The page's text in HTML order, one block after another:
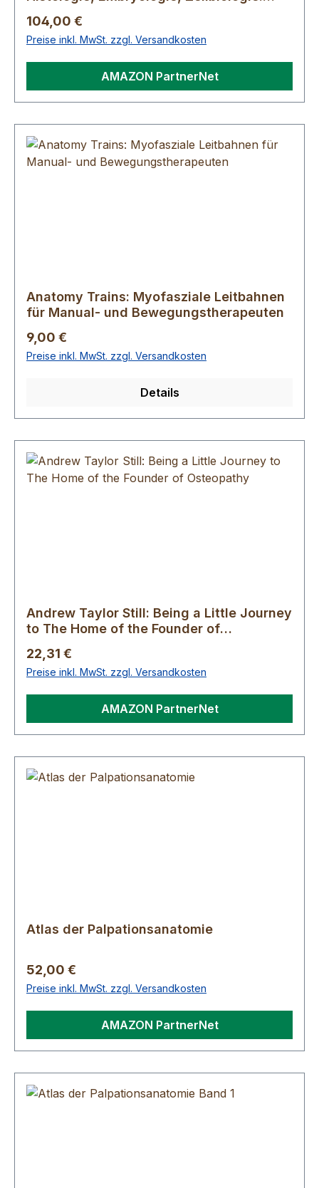
Skelett- und ..
Regulärer Preis:
104,00 €
Preise inkl. MwSt. zzgl. Versandkosten
AMAZON PartnerNet
Anatomy Trains: Myofasziale Leitbahnen
für Manual- und Bewegungstherapeuten
Regulärer Preis:
9,00 €
Preise inkl. MwSt. zzgl. Versandkosten
Details
Andrew Taylor Still: Being a Little Journey
to The Home of the Founder of
Regulärer Preis:
22,31 €
Preise inkl. MwSt. zzgl. Versandkosten
AMAZON PartnerNet
Atlas der Palpationsanatomie
Regulärer Preis:
52,00 €
Preise inkl. MwSt. zzgl. Versandkosten
AMAZON PartnerNet